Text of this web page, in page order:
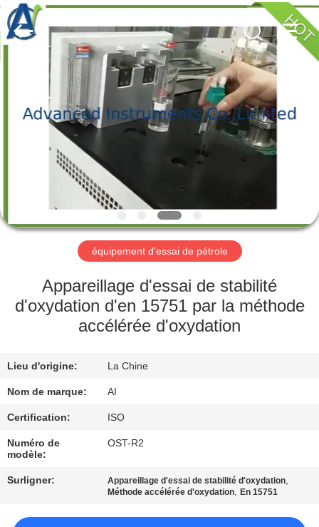
MAISON
PRODUITS
DE
NOUS
VISITE
D'USINE
DE
QUALITÉ
CONTACTEZ-
NOUS
-
2026
Advanced
Instruments
Co.,Limited.
All
équipement d'essai de pétrole
Appareillage d'essai de stabilité
d'oxydation d'en 15751 par la méthode
accélérée d'oxydation
Lieu d'origine: La Chine
Nom de marque: AI
Certification: ISO
Numéro de
modèle:
OST-R2
Surligner: Appareillage d'essai de stabilité d'oxydation,
Méthode accélérée d'oxydation,En 15751